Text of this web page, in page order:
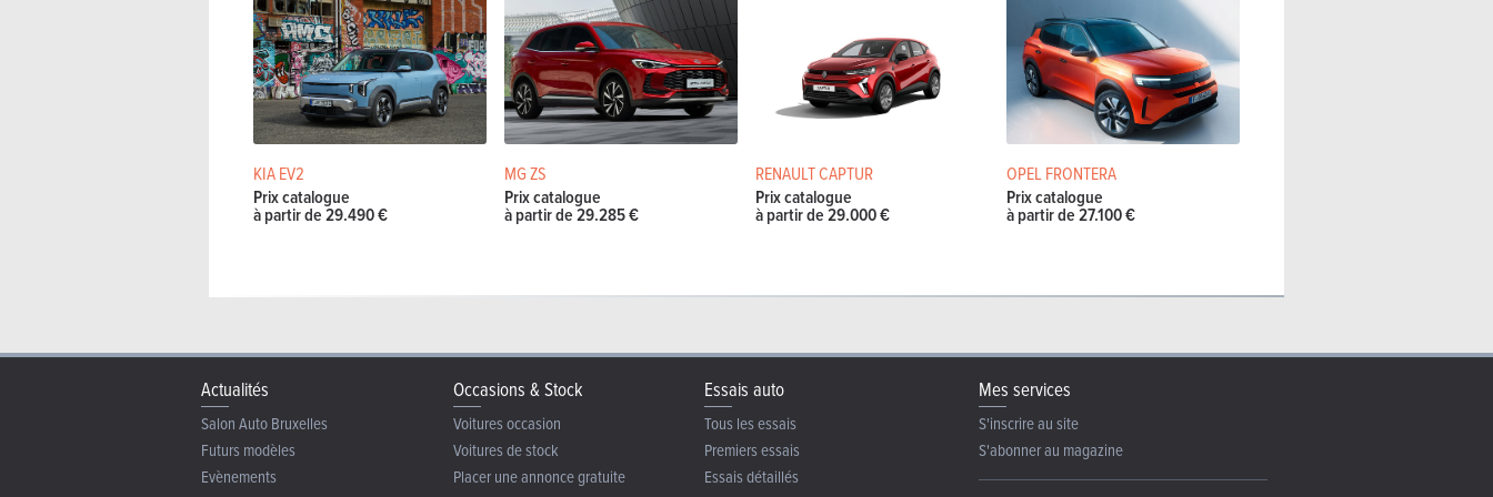
KIA EV2
Prix catalogue
à partir de 29.490 €
MG ZS
Prix catalogue
à partir de 29.285 €
RENAULT CAPTUR
Prix catalogue
à partir de 29.000 €
OPEL FRONTERA
Prix catalogue
à partir de 27.100 €
Actualités
Salon Auto Bruxelles
Futurs modèles
Evènements
Occasions & Stock
Voitures occasion
Voitures de stock
Placer une annonce gratuite
Essais auto
Tous les essais
Premiers essais
Essais détaillés
Mes services
S'inscrire au site
S'abonner au magazine